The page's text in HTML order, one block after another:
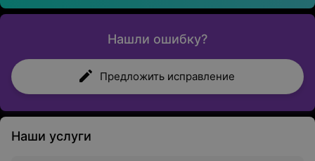
Нашли ошибку?
Предложить исправление
Наши услуги